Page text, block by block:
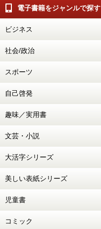
電子書籍をジャンルで探す
ビジネス
社会/政治
スポーツ
自己啓発
趣味／実用書
文芸・小説
大活字シリーズ
美しい表紙シリーズ
児童書
コミック